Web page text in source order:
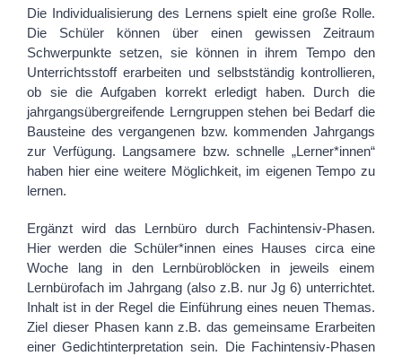
Die Individualisierung des Lernens spielt eine große Rolle.
Die Schüler können über einen gewissen Zeitraum
Schwerpunkte setzen, sie können in ihrem Tempo den
Unterrichtsstoff erarbeiten und selbstständig kontrollieren,
ob sie die Aufgaben korrekt erledigt haben. Durch die
jahrgangsübergreifende Lerngruppen stehen bei Bedarf die
Bausteine des vergangenen bzw. kommenden Jahrgangs
zur Verfügung. Langsamere bzw. schnelle „Lerner*innen“
haben hier eine weitere Möglichkeit, im eigenen Tempo zu
lernen.
Ergänzt wird das Lernbüro durch Fachintensiv-Phasen.
Hier werden die Schüler*innen eines Hauses circa eine
Woche lang in den Lernbüroblöcken in jeweils einem
Lernbürofach im Jahrgang (also z.B. nur Jg 6) unterrichtet.
Inhalt ist in der Regel die Einführung eines neuen Themas.
Ziel dieser Phasen kann z.B. das gemeinsame Erarbeiten
einer Gedichtinterpretation sein. Die Fachintensiv-Phasen